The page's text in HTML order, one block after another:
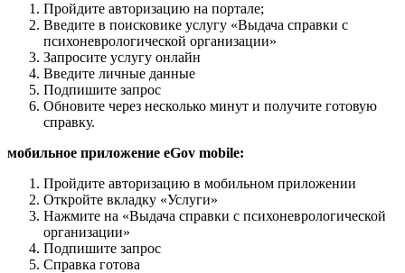
Пройдите авторизацию на портале;
Введите в поисковике услугу «Выдача справки с
психоневрологической организации»
Запросите услугу онлайн
Введите личные данные
Подпишите запрос
Обновите через несколько минут и получите готовую
справку.
мобильное приложение eGov mobile:
Пройдите авторизацию в мобильном приложении
Откройте вкладку «Услуги»
Нажмите на «Выдача справки с психоневрологической
организации»
Подпишите запрос
Справка готова